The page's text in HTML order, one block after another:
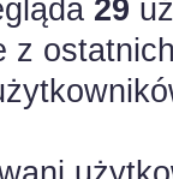
29
z